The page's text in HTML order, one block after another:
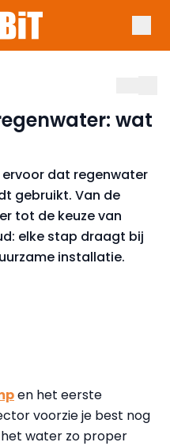
wat
dat regenwater
gebruikt. Van de
tot de keuze van
elke stap draagt bij
installatie.
en het eerste
voorzie je best nog
water zo proper